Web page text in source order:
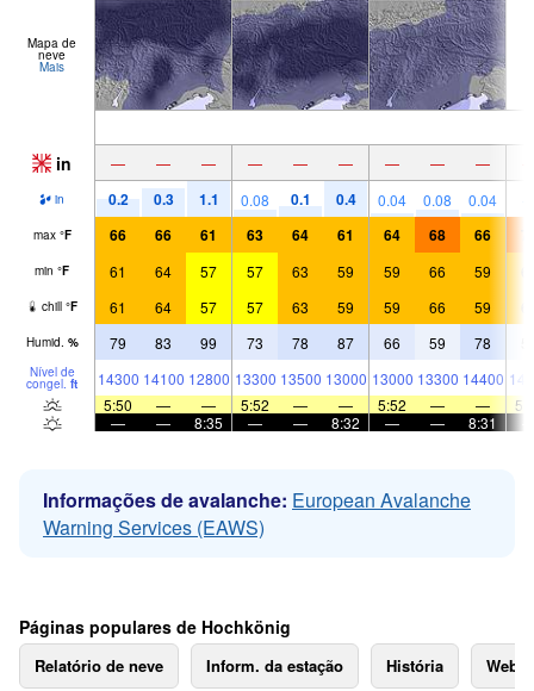
Mapa de
neve
Mais
in — — — — — — — — —
in 0.2 0.3 1.1 0.08 0.1 0.4 0.04 0.08 0.04
max °F 66 66 61 63 64 61 64 68 66
min °F 61 64 57 57 63 59 59 66 59
chill °F 61 64 57 57 63 59 59 66 59
Humid. % 79 83 99 73 78 87 66 59 78
Nível de
congel. ft 14300 14100 12800 13300 13500 13000 13000 13300 14400
5:50
— — 5:52 — — 5:52 — —
—
— 8:35 — — 8:32 — — 8:31
Informações de avalanche: European Avalanche
Warning Services (EAWS)
Páginas populares de Hochkönig
Relatório de neve Inform. da estação História